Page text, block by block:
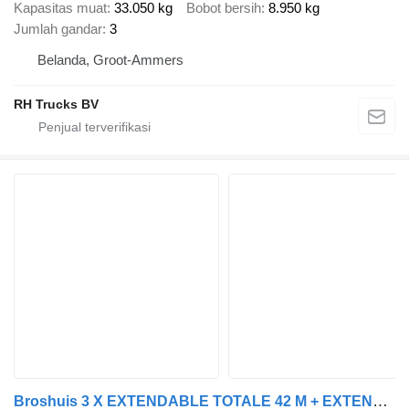
Kapasitas muat 33.050 kg Bobot bersih 8.950 kg
Jumlah gandar 3
Belanda, Groot-Ammers
RH Trucks BV
Broshuis 3 X EXTENDABLE TOTALE 42 M + EXTENSION TRACK DEFECTIVE